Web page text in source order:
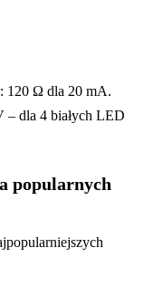
120 Ω dla 20 mA.
– dla 4 białych LED
popularnych